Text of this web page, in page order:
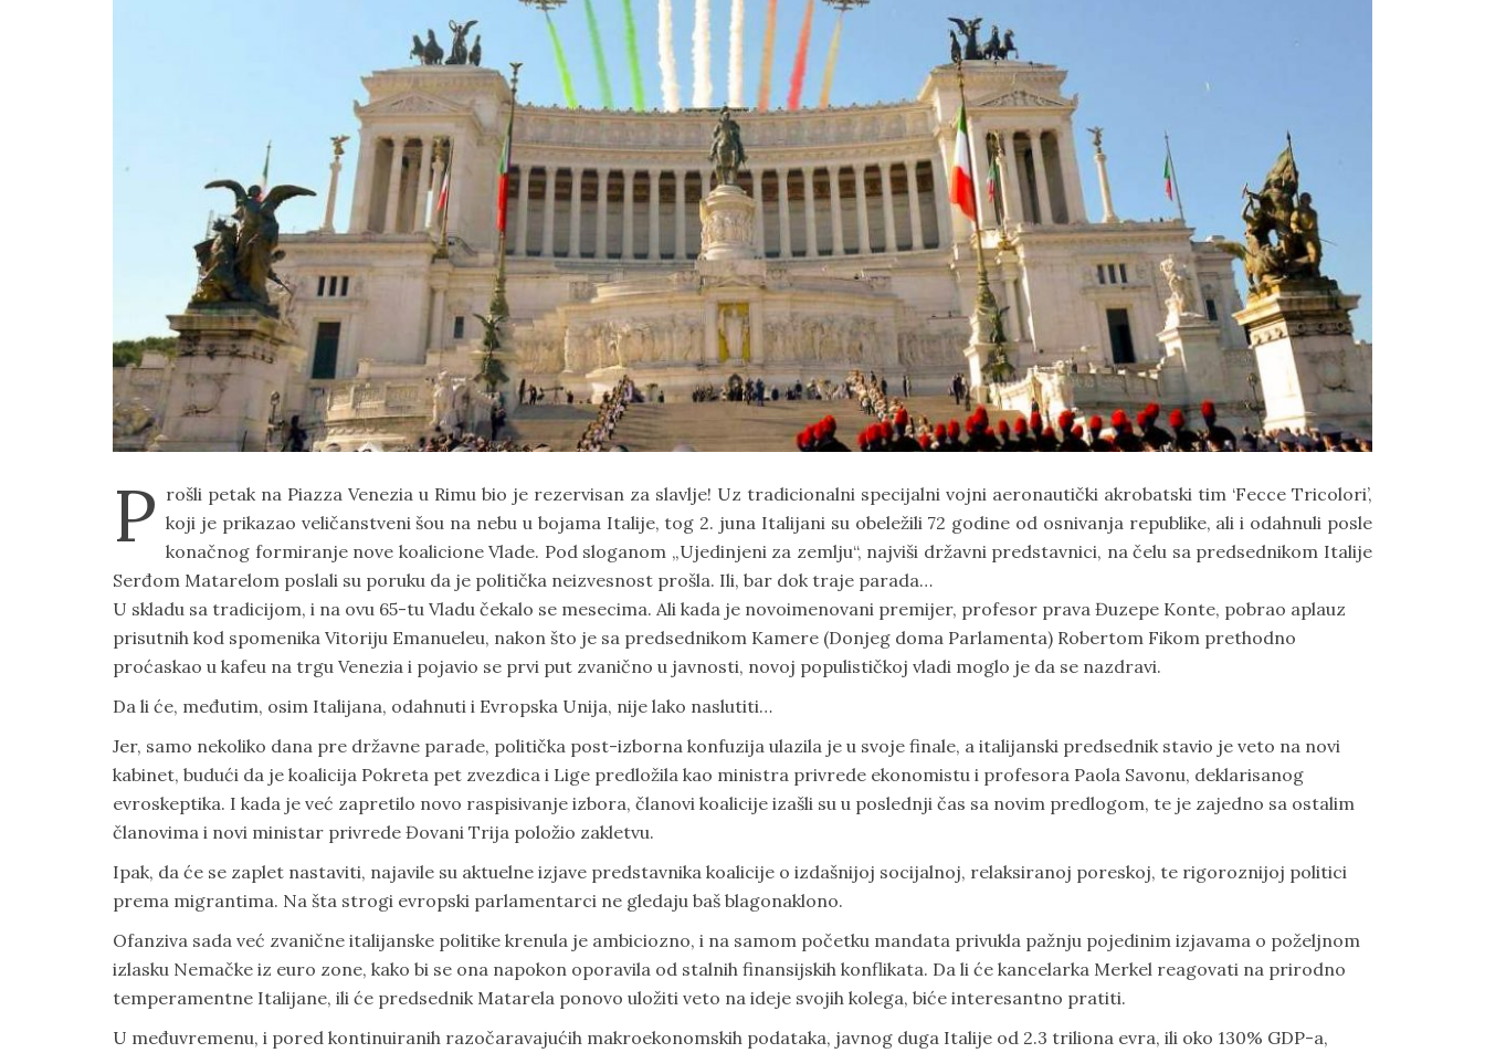
P rošli petak na Piazza Venezia u Rimu bio je rezervisan za slavlje! Uz tradicionalni specijalni vojni aeronautički akrobatski tim ‘Fecce Tricolori’,
koji je prikazao veličanstveni šou na nebu u bojama Italije, tog 2. juna Italijani su obeležili 72 godine od osnivanja republike, ali i odahnuli posle
konačnog formiranje nove koalicione Vlade. Pod sloganom „Ujedinjeni za zemlju“, najviši državni predstavnici, na čelu sa predsednikom Italije
Serđom Matarelom poslali su poruku da je politička neizvesnost prošla. Ili, bar dok traje parada…
U skladu sa tradicijom, i na ovu 65-tu Vladu čekalo se mesecima. Ali kada je novoimenovani premijer, profesor prava Đuzepe Konte, pobrao aplauz
prisutnih kod spomenika Vitoriju Emanueleu, nakon što je sa predsednikom Kamere (Donjeg doma Parlamenta) Robertom Fikom prethodno
proćaskao u kafeu na trgu Venezia i pojavio se prvi put zvanično u javnosti, novoj populističkoj vladi moglo je da se nazdravi.
Da li će, međutim, osim Italijana, odahnuti i Evropska Unija, nije lako naslutiti…
Jer, samo nekoliko dana pre državne parade, politička post-izborna konfuzija ulazila je u svoje finale, a italijanski predsednik stavio je veto na novi
kabinet, budući da je koalicija Pokreta pet zvezdica i Lige predložila kao ministra privrede ekonomistu i profesora Paola Savonu, deklarisanog
evroskeptika. I kada je već zapretilo novo raspisivanje izbora, članovi koalicije izašli su u poslednji čas sa novim predlogom, te je zajedno sa ostalim
članovima i novi ministar privrede Đovani Trija položio zakletvu.
Ipak, da će se zaplet nastaviti, najavile su aktuelne izjave predstavnika koalicije o izdašnijoj socijalnoj, relaksiranoj poreskoj, te rigoroznijoj politici
prema migrantima. Na šta strogi evropski parlamentarci ne gledaju baš blagonaklono.
Ofanziva sada već zvanične italijanske politike krenula je ambiciozno, i na samom početku mandata privukla pažnju pojedinim izjavama o poželjnom
izlasku Nemačke iz euro zone, kako bi se ona napokon oporavila od stalnih finansijskih konflikata. Da li će kancelarka Merkel reagovati na prirodno
temperamentne Italijane, ili će predsednik Matarela ponovo uložiti veto na ideje svojih kolega, biće interesantno pratiti.
U međuvremenu, i pored kontinuiranih razočaravajućih makroekonomskih podataka, javnog duga Italije od 2.3 triliona evra, ili oko 130% GDP-a,